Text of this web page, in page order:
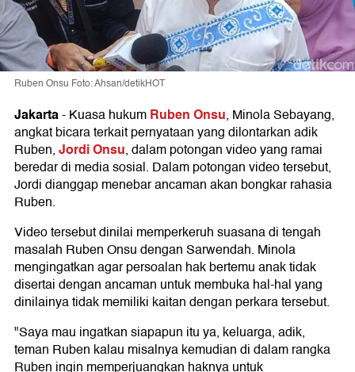
Ruben Onsu Foto: Ahsan/detikHOT
Jakarta-Kuasa hukumRuben Onsu, Minola Sebayang,
angkat bicara terkait pernyataan yang dilontarkan adik
Ruben,Jordi Onsu, dalam potongan video yang ramai
beredar di media sosial. Dalam potongan video tersebut,
Jordi dianggap menebar ancaman akan bongkar rahasia
Ruben.
Video tersebut dinilai memperkeruh suasana di tengah
masalah Ruben Onsu dengan Sarwendah. Minola
mengingatkan agar persoalan hak bertemu anak tidak
disertai dengan ancaman untuk membuka hal-hal yang
dinilainya tidak memiliki kaitan dengan perkara tersebut.
"Saya mau ingatkan siapapun itu ya, keluarga, adik,
teman Ruben kalau misalnya kemudian di dalam rangka
Ruben ingin memperjuangkan haknya untuk